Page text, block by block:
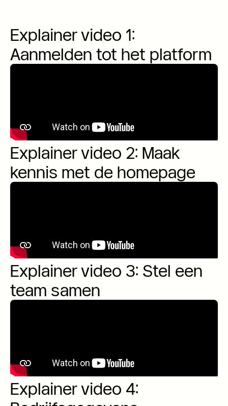
Explainer video 1:
Aanmelden tot het platform
Explainer video 2: Maak
kennis met de homepage
Explainer video 3: Stel een
team samen
Explainer video 4: